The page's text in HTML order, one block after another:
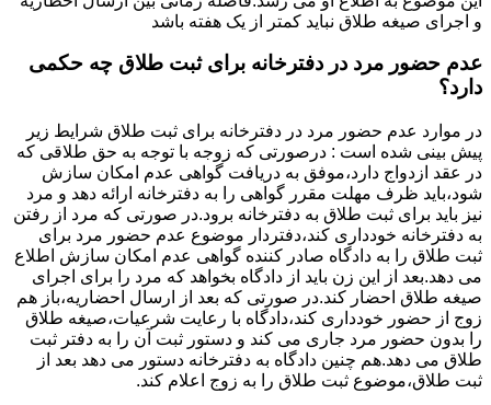
و اجرای صیغه طلاق نباید کمتر از یک هفته باشد
عدم حضور مرد در دفترخانه برای ثبت طلاق چه حکمی
دارد؟
در موارد عدم حضور مرد در دفترخانه برای ثبت طلاق شرایط زیر
پیش بینی شده است : درصورتی که زوجه با توجه به حق طلاقی که
در عقد ازدواج دارد،موفق به دریافت گواهی عدم امکان سازش
شود،باید ظرف مهلت مقرر گواهی را به دفترخانه ارائه دهد و مرد
نیز باید برای ثبت طلاق به دفترخانه برود.در صورتی که مرد از رفتن
به دفترخانه خودداری کند،دفتردار موضوع عدم حضور مرد برای
ثبت طلاق را به دادگاه صادر کننده گواهی عدم امکان سازش اطلاع
می دهد.بعد از این زن باید از دادگاه بخواهد که مرد را برای اجرای
صیغه طلاق احضار کند.در صورتی که بعد از ارسال احضاریه،باز هم
زوج از حضور خودداری کند،دادگاه با رعایت شرعیات،صیغه طلاق
را بدون حضور مرد جاری می کند و دستور ثبت آن را به دفتر ثبت
طلاق می دهد.هم چنین دادگاه به دفترخانه دستور می دهد بعد از
ثبت طلاق،موضوع ثبت طلاق را به زوج اعلام کند.